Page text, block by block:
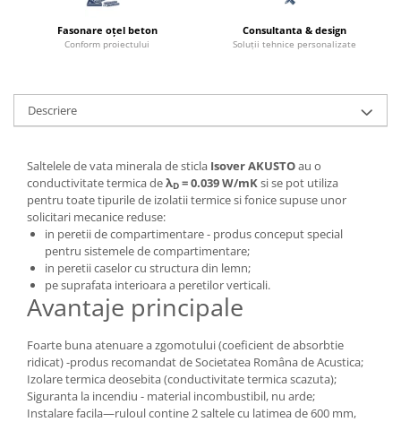
Fasonare oțel beton
Conform proiectului
Consultanta & design
Soluții tehnice personalizate
Descriere
Saltelele de vata minerala de sticla Isover AKUSTOau o
conductivitate termica deλD = 0.039 W/mKsise pot utiliza
pentru toate tipurile de izolatii termice si fonice supuse unor
solicitari mecanice reduse:
in peretii de compartimentare - produs conceput special
pentru sistemele de compartimentare;
in peretii caselor cu structura din lemn;
pe suprafata interioara a peretilor verticali.
Avantaje principale
Foarte buna atenuare a zgomotului (coeficient de absorbtie
ridicat) -produs recomandat de Societatea Româna de Acustica;
Izolare termica deosebita (conductivitate termica scazuta);
Siguranta la incendiu - material incombustibil, nu arde;
Instalare facila—ruloul contine 2 saltele cu latimea de 600 mm,